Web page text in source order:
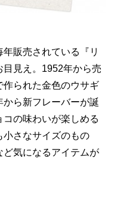
販売されている『リ
見え。1952年から売
作られた金色のウサギ
から新フレーバーが誕
の味わいが楽しめる
小さなサイズのもの
気になるアイテムが